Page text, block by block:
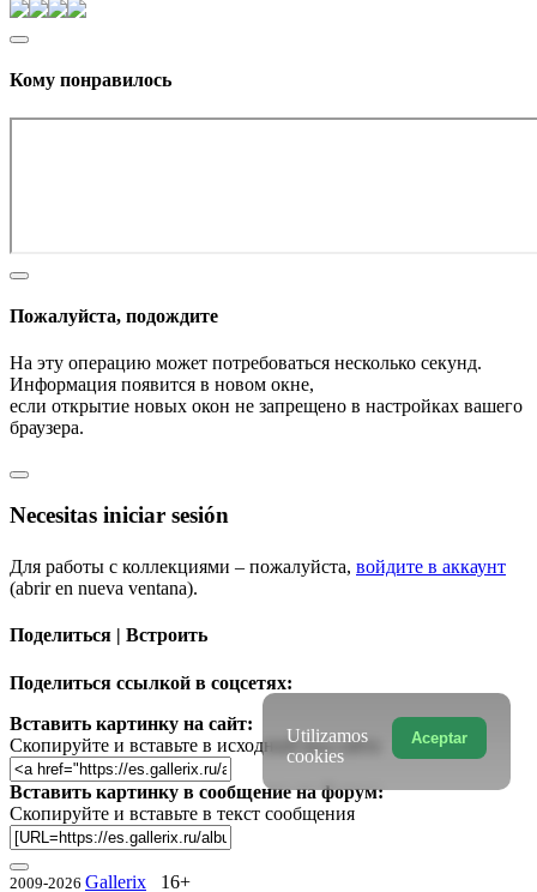
Кому понравилось
Пожалуйста, подождите
На эту операцию может потребоваться несколько секунд.
Информация появится в новом окне,
если открытие новых окон не запрещено в настройках вашего
браузера.
Necesitas iniciar sesión
Для работы с коллекциями – пожалуйста, войдите в аккаунт
(abrir en nueva ventana).
Поделиться | Встроить
Поделиться ссылкой в соцсетях:
Вставить картинку на сайт:
Скопируйте и вставьте в исходный код сайта
Вставить картинку в сообщение на форум:
Скопируйте и вставьте в текст сообщения
2009-2026 Gallerix 16+
Aceptar
Utilizamos
cookies